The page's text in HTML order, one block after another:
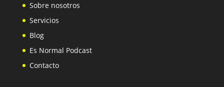
Sobre nosotros
Servicios
Blog
Es Normal Podcast
Contacto